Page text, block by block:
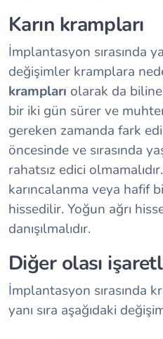
Karın krampları
İmplantasyon sırasında
değişimler kramplara
krampları olarak da
bir iki gün sürer ve
gereken zamanda fark
öncesinde ve sırasında
rahatsız edici
karıncalanma veya hafif
hissedilir. Yoğun ağrı
danışılmalıdır.
Diğer olası
İmplantasyon sırasında
yanı sıra aşağıdaki